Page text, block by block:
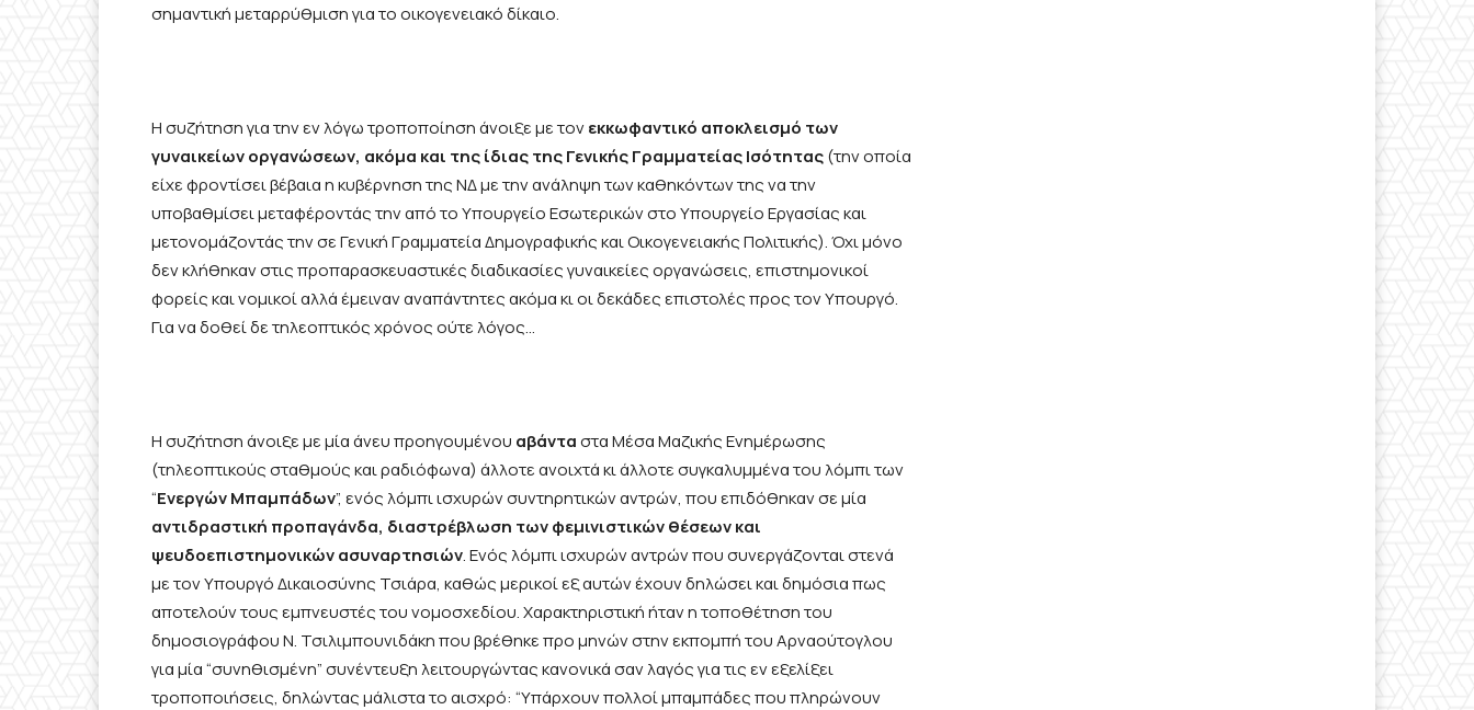
σημαντική μεταρρύθμιση για το οικογενειακό δίκαιο.
Η συζήτηση για την εν λόγω τροποποίηση άνοιξε με τονεκκωφαντικό αποκλεισμό των
γυναικείων οργανώσεων, ακόμα και της ίδιας της Γενικής Γραμματείας Ισότητας(την οποία
είχε φροντίσει βέβαια η κυβέρνηση της ΝΔ με την ανάληψη των καθηκόντων της να την
υποβαθμίσει μεταφέροντάς την από το Υπουργείο Εσωτερικών στο Υπουργείο Εργασίας και
μετονομάζοντάς την σε Γενική Γραμματεία Δημογραφικής και Οικογενειακής Πολιτικής). Όχι μόνο
δεν κλήθηκαν στις προπαρασκευαστικές διαδικασίες γυναικείες οργανώσεις, επιστημονικοί
φορείς και νομικοί αλλά έμειναν αναπάντητες ακόμα κι οι δεκάδες επιστολές προς τον Υπουργό.
Για να δοθεί δε τηλεοπτικός χρόνος ούτε λόγος…
Η συζήτηση άνοιξε με μία άνευ προηγουμένου αβάνταστα Μέσα Μαζικής Ενημέρωσης
(τηλεοπτικούς σταθμούς και ραδιόφωνα) άλλοτε ανοιχτά κι άλλοτε συγκαλυμμένα του λόμπι των
“Ενεργών Μπαμπάδων”, ενός λόμπι ισχυρών συντηρητικών αντρών, που επιδόθηκαν σε μία
αντιδραστική προπαγάνδα, διαστρέβλωση των φεμινιστικών θέσεων και
ψευδοεπιστημονικών ασυναρτησιών. Ενός λόμπι ισχυρών αντρών που συνεργάζονται στενά
με τον Υπουργό Δικαιοσύνης Τσιάρα, καθώς μερικοί εξ αυτών έχουν δηλώσει και δημόσια πως
αποτελούν τους εμπνευστές του νομοσχεδίου. Χαρακτηριστική ήταν η τοποθέτηση του
δημοσιογράφου Ν. Τσιλιμπουνιδάκη που βρέθηκε προ μηνών στην εκπομπή του Αρναούτογλου
για μία “συνηθισμένη” συνέντευξη λειτουργώντας κανονικά σαν λαγός για τις εν εξελίξει
τροποποιήσεις, δηλώντας μάλιστα το αισχρό: “Υπάρχουν πολλοί μπαμπάδες που πληρώνουν